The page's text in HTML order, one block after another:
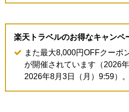
楽天トラベルのお得なキャンペ
また最大8,000円OFFクーポ
が開催されています（2026
2026年8月3日（月）9:59）。